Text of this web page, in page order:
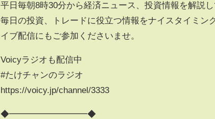
平日毎朝8時30分から経済ニュース、投資情報を解説し
毎日の投資、トレードに役立つ情報をナイスタイミン
イブ配信にもご参加くださいませ。
Voicyラジオも配信中
#たけチャンのラジオ
https://voicy.jp/channel/3333
◆━━━━━━━━━◆